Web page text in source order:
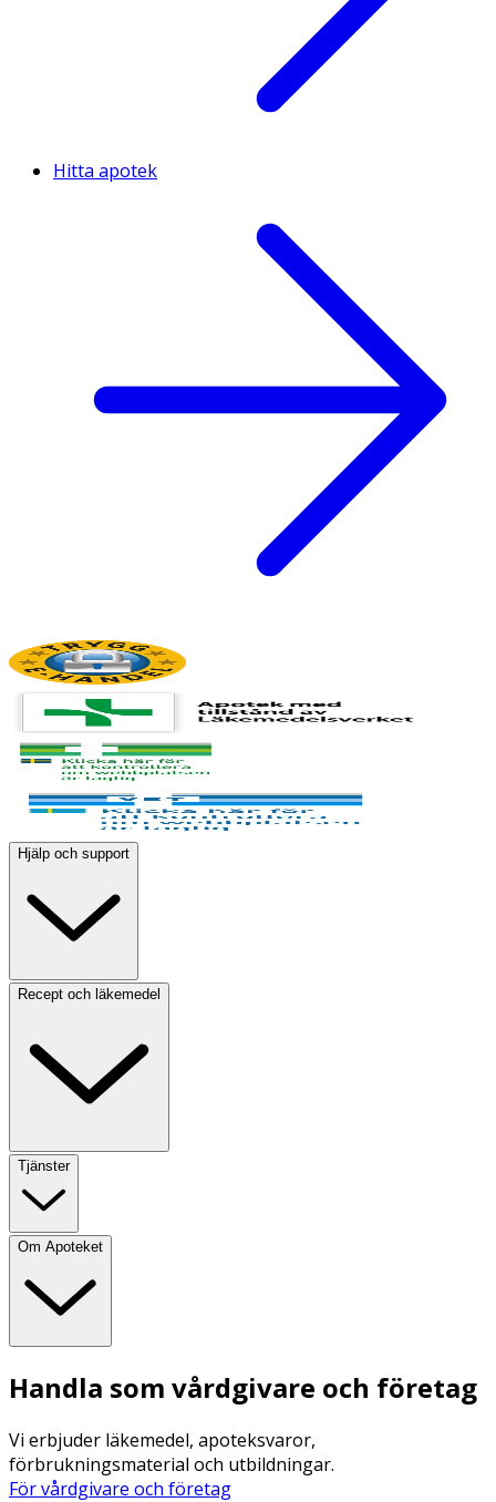
Hitta apotek
Hjälp och support
Recept och läkemedel
Tjänster
Om Apoteket
Handla som vårdgivare och företag
Vi erbjuder läkemedel, apoteksvaror,
förbrukningsmaterial och utbildningar.
För vårdgivare och företag